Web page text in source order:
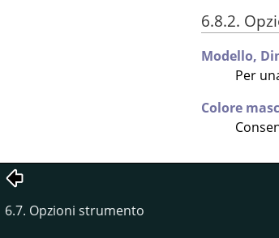
6.8.2.
Modello,
Per
Colore
6.7. Opzioni strumento